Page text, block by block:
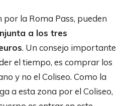
por la Roma Pass, pueden
a los tres
. Un consejo importante
el tiempo, es comprar los
y no el Coliseo. Como la
a esta zona por el Coliseo,